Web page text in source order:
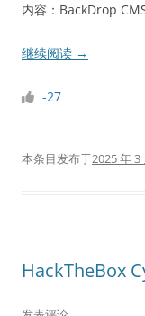
内容：BackDrop
继续阅读 →
-27
本条目发布于2025 年 3
HackTheBox